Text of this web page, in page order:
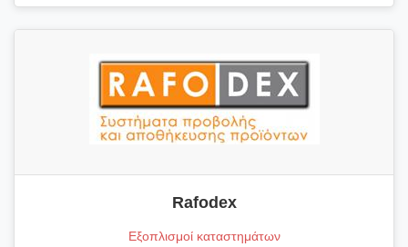
Rafodex
Εξοπλισμοί καταστημάτων